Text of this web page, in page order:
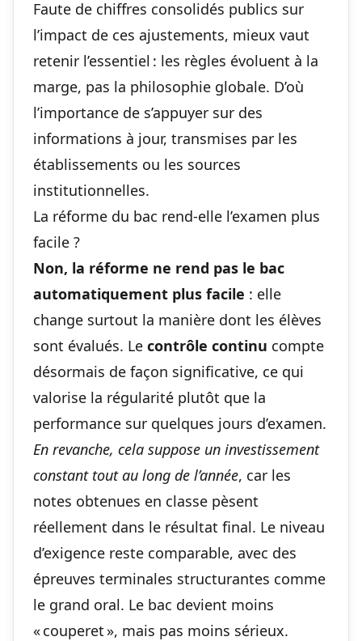
Faute de chiffres consolidés publics sur
l’impact de ces ajustements, mieux vaut
retenir l’essentiel : les règles évoluent à la
marge, pas la philosophie globale. D’où
l’importance de s’appuyer sur des
informations à jour, transmises par les
établissements ou les sources
institutionnelles.
La réforme du bac rend-elle l’examen plus
facile ?
Non, la réforme ne rend pas le bac
automatiquement plus facile : elle
change surtout la manière dont les élèves
sont évalués. Le contrôle continu compte
désormais de façon significative, ce qui
valorise la régularité plutôt que la
performance sur quelques jours d’examen.
En revanche, cela suppose un investissement
constant tout au long de l’année, car les
notes obtenues en classe pèsent
réellement dans le résultat final. Le niveau
d’exigence reste comparable, avec des
épreuves terminales structurantes comme
le grand oral. Le bac devient moins
« couperet », mais pas moins sérieux.